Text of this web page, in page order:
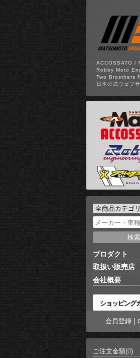
ACCOSSATO /
Robby Moto
Two Brosthers
日本公式ウェブ
プロダクト
取扱い販売店
会社概要
ショッピング
会員登録|
ご注文金額(0)